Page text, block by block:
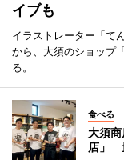
イブも
イラストレーター「て
から、大須のショップ
る。
食べる
大須
店」